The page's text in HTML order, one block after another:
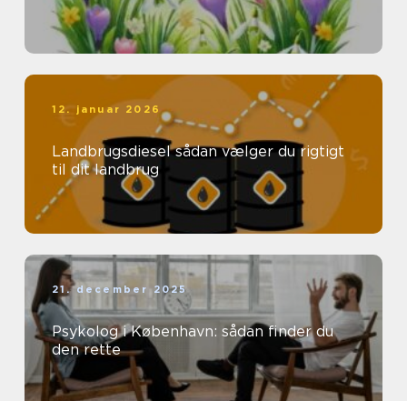
12. januar 2026
Landbrugsdiesel sådan vælger du rigtigt
til dit landbrug
21. december 2025
Psykolog i København: sådan finder du
den rette